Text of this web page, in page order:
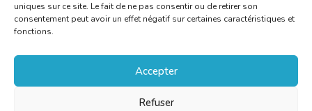
uniques sur ce site. Le fait de ne pas consentir ou de retirer son
consentement peut avoir un effet négatif sur certaines caractéristiques et
fonctions.
Accepter
Refuser